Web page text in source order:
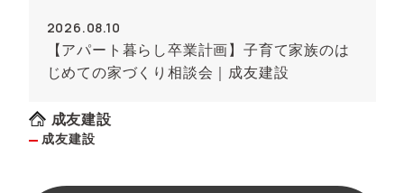
2026.08.10
【アパート暮らし卒業計画】子育て家族のは
じめての家づくり相談会｜成友建設
成友建設
成友建設